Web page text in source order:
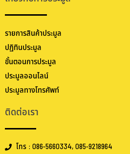
รายการสินค้าประมูล
ปฏิทินประมูล
ขั้นตอนการประมูล
ประมูลออนไลน์
ประมูลทางโทรศัพท์
ติดต่อเรา
โทร : 086-5660334, 085-9218964